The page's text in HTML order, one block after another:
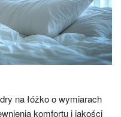
na łóżko o wymiarach
komfortu i jakości